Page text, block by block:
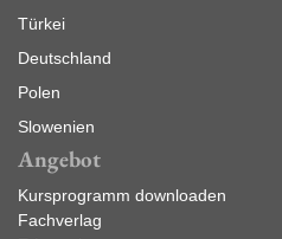
Türkei
Deutschland
Polen
Slowenien
Angebot
Kursprogramm downloaden
Fachverlag